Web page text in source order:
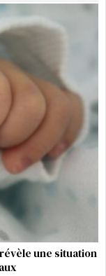
une situation